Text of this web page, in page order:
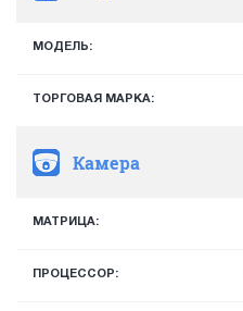
МОДЕЛЬ:
ТОРГОВАЯ МАРКА:
Камера
МАТРИЦА:
ПРОЦЕССОР: